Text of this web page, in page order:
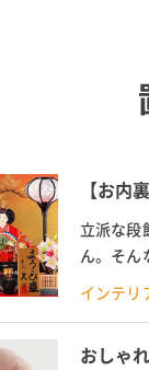
【お内
立派な段
ん。そん
クトで
インテリ
おしゃ